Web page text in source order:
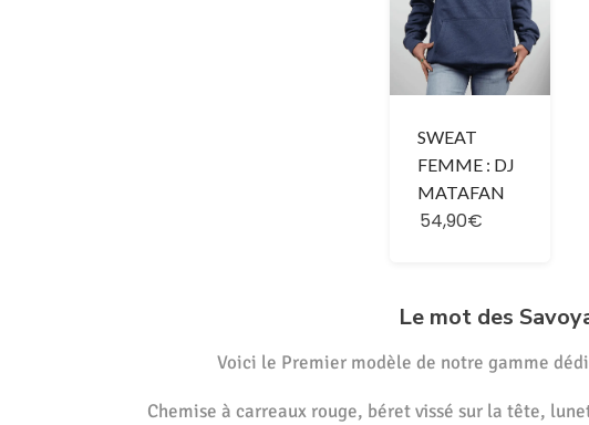
SWEAT
FEMME : DJ
MATAFAN
54,90€
Le mot des
Voici le Premier modèle de notre gamme
Chemise à carreaux rouge, béret vissé sur la tête,